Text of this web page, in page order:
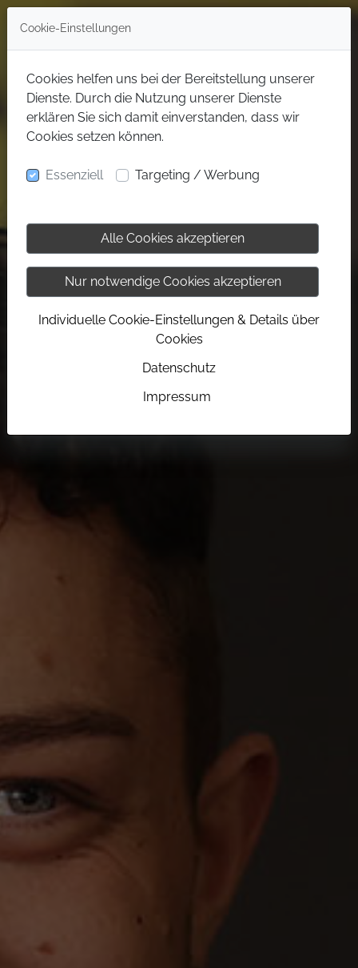
Cookie-Einstellungen
Cookies helfen uns bei der Bereitstellung unserer
Dienste. Durch die Nutzung unserer Dienste
erklären Sie sich damit einverstanden, dass wir
Cookies setzen können.
Essenziell Targeting / Werbung
Alle Cookies akzeptieren
Nur notwendige Cookies akzeptieren
Individuelle Cookie-Einstellungen & Details über
Cookies
Datenschutz
Impressum